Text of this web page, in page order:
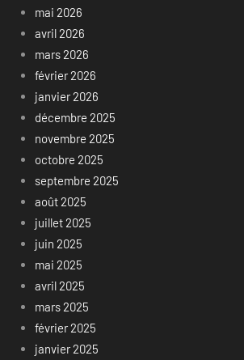
mai 2026
avril 2026
mars 2026
février 2026
janvier 2026
décembre 2025
novembre 2025
octobre 2025
septembre 2025
août 2025
juillet 2025
juin 2025
mai 2025
avril 2025
mars 2025
février 2025
janvier 2025